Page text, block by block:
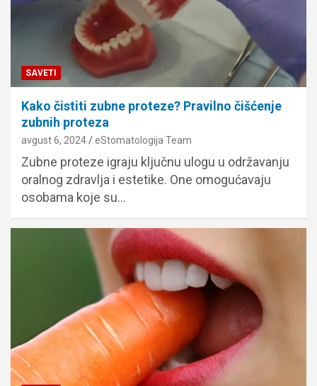
SAVETI
Kako čistiti zubne proteze? Pravilno čišćenje
zubnih proteza
avgust 6, 2024 eStomatologija Team
Zubne proteze igraju ključnu ulogu u održavanju
oralnog zdravlja i estetike. One omogućavaju
osobama koje su…